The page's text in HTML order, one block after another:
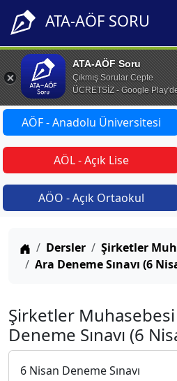
ATA-AÖF SORU
ATA-AÖF Soru
Çıkmış Sorular Cepte
ÜCRETSİZ - Google
AÖF - Anadolu Üniversitesi
AÖL - Açık Lise
AÖO - Açık Ortaokul
Anasayfa
Dersler
Şirketler
Ara Deneme Sınavı (6
Şirketler
Deneme Sınavı (6
6 Nisan Deneme Sınavı